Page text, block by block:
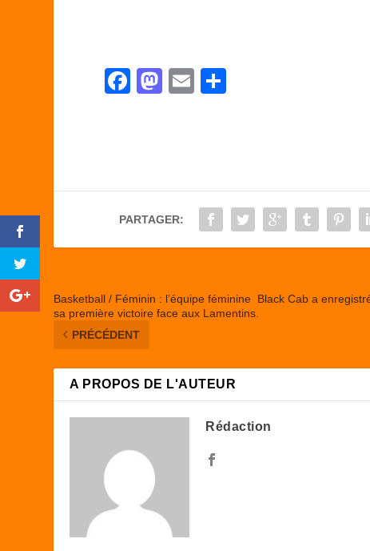
F
b
o
M
d
o
E
er
PARTAGER:
Basketball / Féminin : l’équipe féminine Black Cab a
sa première victoire face aux Lamentins.
PRÉCÉDENT
A PROPOS DE L'AUTEUR
Rédaction